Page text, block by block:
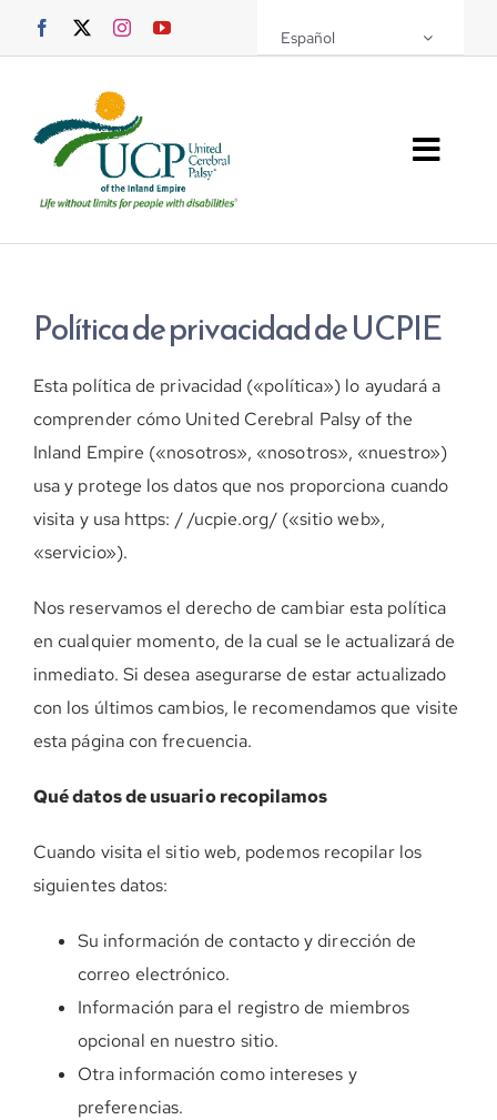
Saltar
Español
Eventos
Soporte UCPIE
DONE AHORA
Política de privacidad de UCPIE
Esta política de privacidad («política») lo ayudará a
comprender cómo United Cerebral Palsy of the
Inland Empire («nosotros», «nosotros», «nuestro»)
usa y protege los datos que nos proporciona cuando
visita y usa https: / /ucpie.org/ («sitio web»,
«servicio»).
Nos reservamos el derecho de cambiar esta política
en cualquier momento, de la cual se le actualizará de
inmediato. Si desea asegurarse de estar actualizado
con los últimos cambios, le recomendamos que visite
esta página con frecuencia.
Qué datos de usuario recopilamos
Cuando visita el sitio web, podemos recopilar los
siguientes datos:
Su información de contacto y dirección de
correo electrónico.
Información para el registro de miembros
opcional en nuestro sitio.
Otra información como intereses y
preferencias.